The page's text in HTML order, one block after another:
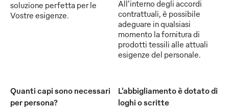
soluzione perfetta per le
Vostre esigenze.
All’interno degli accordi
contrattuali, è possibile
adeguare in qualsiasi
momento la fornitura di
prodotti tessili alle attuali
esigenze del personale.
Quanti capi sono necessari
per persona?
L'abbigliamento è dotato di
loghi o scritte